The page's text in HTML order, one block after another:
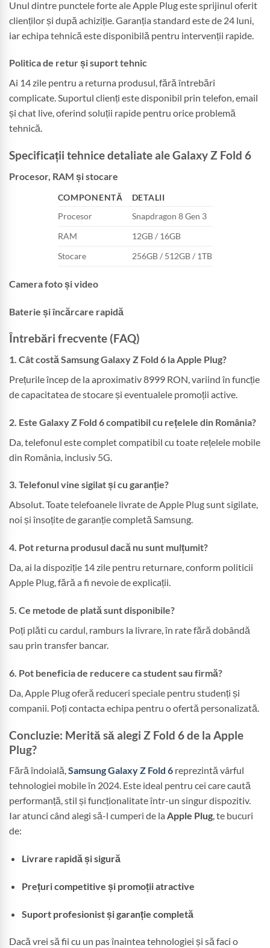
Unul dintre punctele forte ale Apple Plug este sprijinul oferit
clienților și după achiziție. Garanția standard este de 24 luni,
iar echipa tehnică este disponibilă pentru intervenții rapide.
Politica de retur și suport tehnic
Ai 14 zile pentru a returna produsul, fără întrebări
complicate. Suportul clienți este disponibil prin telefon, email
și chat live, oferind soluții rapide pentru orice problemă
tehnică.
Specificații tehnice detaliate ale Galaxy Z Fold 6
Procesor, RAM și stocare
COMPONENTĂ
DETALII
Procesor
Snapdragon 8 Gen 3
RAM
12GB / 16GB
Stocare
256GB / 512GB / 1TB
Camera foto și video
Baterie și încărcare rapidă
Întrebări frecvente (FAQ)
1. Cât costă Samsung Galaxy Z Fold 6 la Apple Plug?
Prețurile încep de la aproximativ 8999 RON, variind în funcție
de capacitatea de stocare și eventualele promoții active.
2. Este Galaxy Z Fold 6 compatibil cu rețelele din România?
Da, telefonul este complet compatibil cu toate rețelele mobile
din România, inclusiv 5G.
3. Telefonul vine sigilat și cu garanție?
Absolut. Toate telefoanele livrate de Apple Plug sunt sigilate,
noi și însoțite de garanție completă Samsung.
4. Pot returna produsul dacă nu sunt mulțumit?
Da, ai la dispoziție 14 zile pentru returnare, conform politicii
Apple Plug, fără a fi nevoie de explicații.
5. Ce metode de plată sunt disponibile?
Poți plăti cu cardul, ramburs la livrare, în rate fără dobândă
sau prin transfer bancar.
6. Pot beneficia de reducere ca student sau firmă?
Da, Apple Plug oferă reduceri speciale pentru studenți și
companii. Poți contacta echipa pentru o ofertă personalizată.
Concluzie: Merită să alegi Z Fold 6 de la Apple
Plug?
Fără îndoială,Samsung Galaxy Z Fold 6 reprezintă vârful
tehnologiei mobile în 2024. Este ideal pentru cei care caută
performanță, stil și funcționalitate într-un singur dispozitiv.
Iar atunci când alegi să-l cumperi de la Apple Plug, te bucuri
de:
Livrare rapidă și sigură
Prețuri competitive și promoții atractive
Suport profesionist și garanție completă
Dacă vrei să fii cu un pas înaintea tehnologiei și să faci o